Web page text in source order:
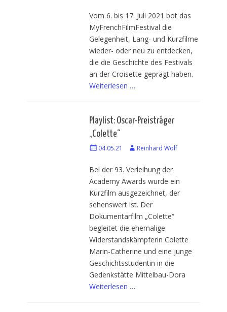
Vom 6. bis 17. Juli 2021 bot das
MyFrenchFilmFestival die
Gelegenheit, Lang- und Kurzfilme
wieder- oder neu zu entdecken,
die die Geschichte des Festivals
an der Croisette geprägt haben.
Weiterlesen …
Playlist: Oscar-Preisträger
„Colette“
Veröffentlicht
04.05.21 AutorReinhard Wolf
Bei der 93. Verleihung der
Academy Awards wurde ein
Kurzfilm ausgezeichnet, der
sehenswert ist. Der
Dokumentarfilm „Colette“
begleitet die ehemalige
Widerstandskämpferin Colette
Marin-Catherine und eine junge
Geschichtsstudentin in die
Gedenkstätte Mittelbau-Dora
Weiterlesen …